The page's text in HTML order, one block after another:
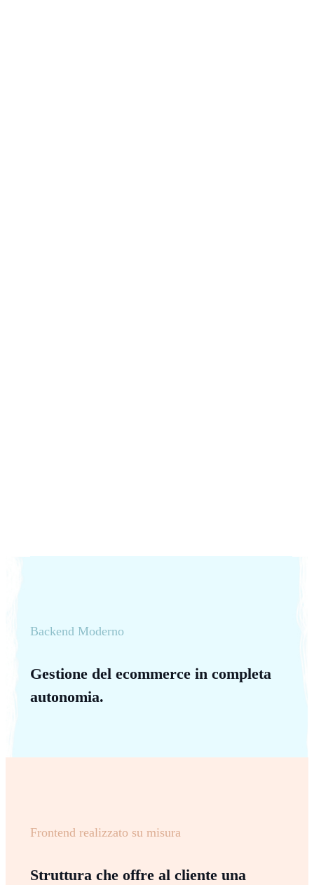
Backend Moderno
Gestione del ecommerce in completa
autonomia.
Frontend realizzato su misura
Struttura che offre al cliente una